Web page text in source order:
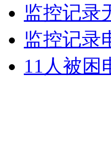
山西运城恶犬咬伤多人
女孩北京地铁殴打老人
监控记录
监控记录
11人被困